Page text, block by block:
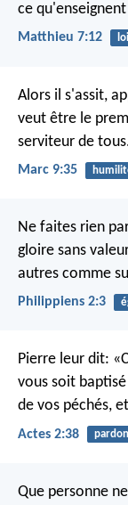
ce
Matthieu 7:12 loi
Alors il s'assit,
veut être le
serviteur de
Marc 9:35
Ne faites rien
gloire sans
autres comme
Philippiens 2:3
Pierre leur dit:
vous soit
de vos péchés,
Actes 2:38 pardon
Que personne